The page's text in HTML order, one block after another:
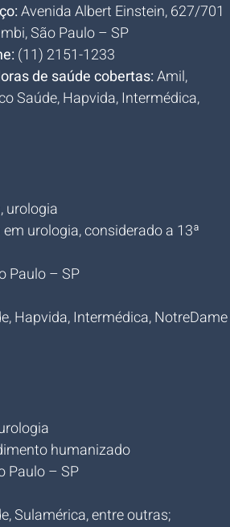
Avenida Albert Einstein, 627/701
São Paulo – SP
(11) 2151-1233
de saúde cobertas: Amil,
Saúde, Hapvida, Intermédica,
urologia
urologia, considerado a 13ª
Paulo – SP
Hapvida, Intermédica, NotreDame
humanizado
Paulo – SP
Sulamérica, entre outras;